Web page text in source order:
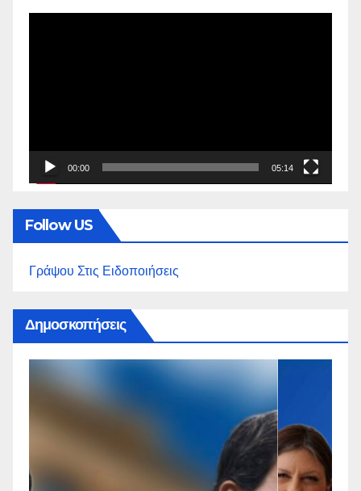
00:00 05:14
Follow US
Γράψου Στις Ειδοποιήσεις
Δημοσκοπήσεις